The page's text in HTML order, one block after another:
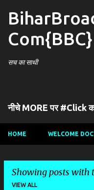
Skip
Com{BBC}
सच का साथी
नीचे MORE पर #Click
HOME WELCOME
Showing posts with
VIEW ALL